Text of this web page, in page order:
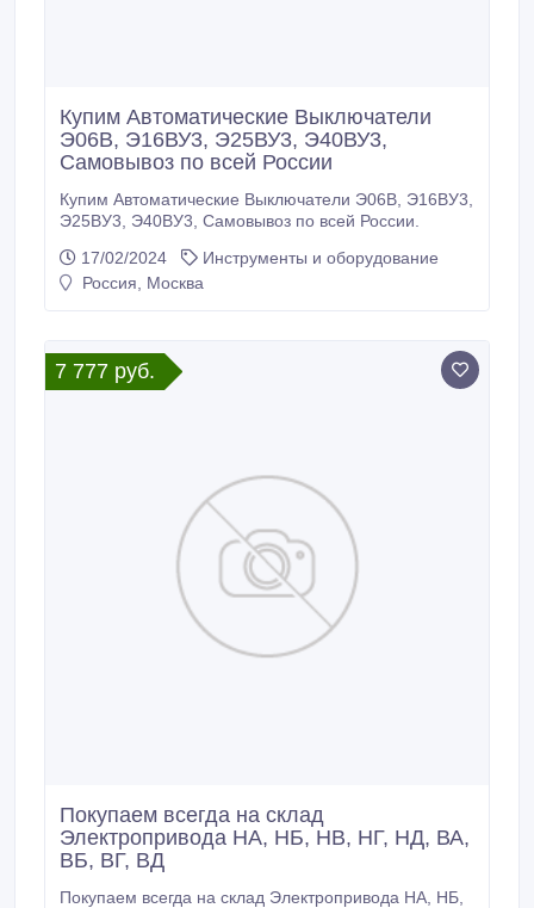
Купим Автоматические Выключатели
Э06В, Э16ВУ3, Э25ВУ3, Э40ВУ3,
Самовывоз по всей России
Купим Автоматические Выключатели Э06В, Э16ВУ3,
Э25ВУ3, Э40ВУ3, Самовывоз по всей России.
17/02/2024
Инструменты и оборудование
Россия, Москва
7 777 руб.
Покупаем всегда на склад
Электропривода НА, НБ, НВ, НГ, НД, ВА,
ВБ, ВГ, ВД
Покупаем всегда на склад Электропривода НА, НБ,